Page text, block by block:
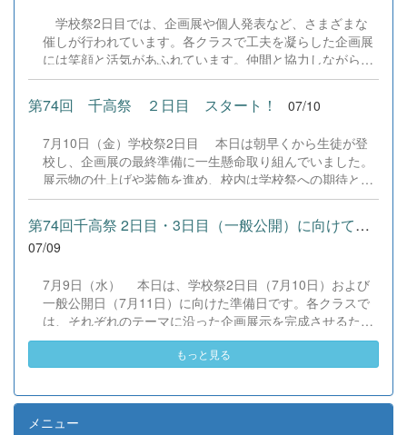
「ウグイスAI」の効果的な活用法や文法指導のあり方につ
いて活発な意見が交わされ、教員間でも大きな学びとなり
ました。 目的は、何よりも、生徒の学力向上へ繋げるこ
と。そのために教員自身が指導力を磨く楽しさや働き甲斐
を感じられるようにすることです。先生たちも全力でがん
日々の勉学に一生懸命励み、世界へ羽ばたく力を身に付け
てください。次回は7月17日に開催予定です！
学校祭2日目では、企画展や個人発表など、さまざまな
催しが行われています。各クラスで工夫を凝らした企画展
には笑顔と活気があふれています。仲間と協力しながら学
校祭を楽しむ姿があちこちで見られ、学校全体が温かく盛
り上がった雰囲気に包まれています。PTAの方々も参加・
協力していただいております。思い出に残る学校祭2日目
くの地域の方々にご来校いただきたいと思っております。
ぜひ、本校生の活躍をご覧ください。 &nbsp; &nbsp;
&nbsp;
第74回 千高祭 ２日目 スタート！ 07/10
7月10日（金）学校祭2日目 本日は朝早くから生徒が登
校し、企画展の最終準備に一生懸命取り組んでいました。
展示物の仕上げや装飾を進め、校内は学校祭への期待と活
気に包まれています。また、本日はPTAによる焼き鳥の販
売に加え、キッチンカーも登場します。おいしいグルメも
学校祭の楽しみの一つです。本日も、生徒たちの創意工夫
が詰まった企画展やステージ発表など、見どころが盛りだ
第74回千高祭 2日目・3日目（一般公開）に向けての準備
07/09
7月9日（水） 本日は、学校祭2日目（7月10日）および
一般公開日（7月11日）に向けた準備日です。各クラスで
は、それぞれのテーマに沿った企画展示を完成させるた
め、教室の装飾や展示物の制作に取り組んでいます。一人
ひとりが役割を担い、クラス全員で協力しながら準備を進
徒たちの創意工夫と努力の成果を、ぜひ一般公開日にご覧
&nbsp; &nbsp; &nbsp;
もっと見る
メニュー